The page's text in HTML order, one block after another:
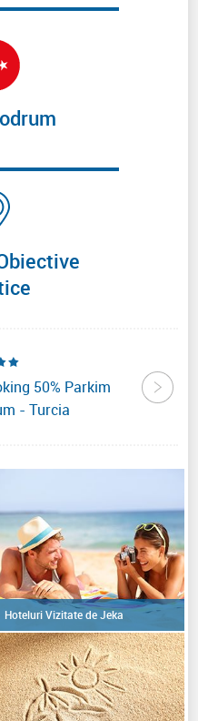
50% Parkim
- Turcia
Hoteluri Vizitate de Jeka